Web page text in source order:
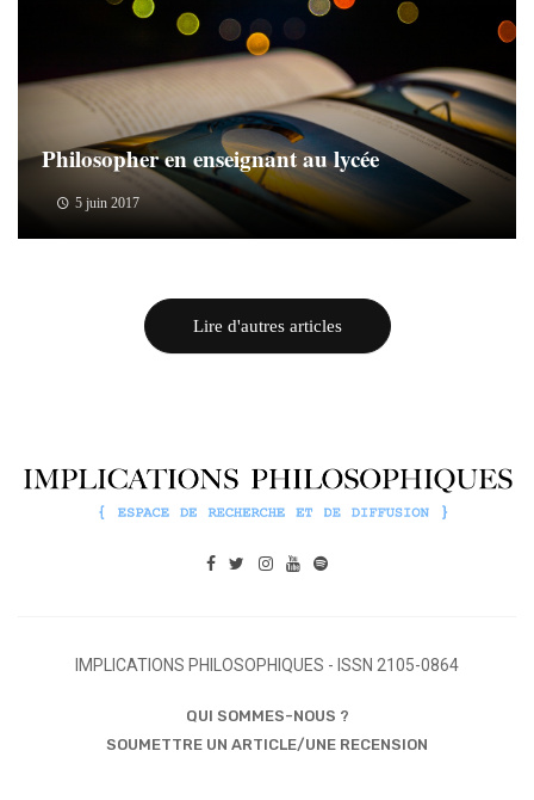
Philosopher en enseignant au lycée
5 juin 2017
Lire d'autres articles
IMPLICATIONS PHILOSOPHIQUES - ISSN 2105-0864
QUI SOMMES-NOUS ?
SOUMETTRE UN ARTICLE/UNE RECENSION